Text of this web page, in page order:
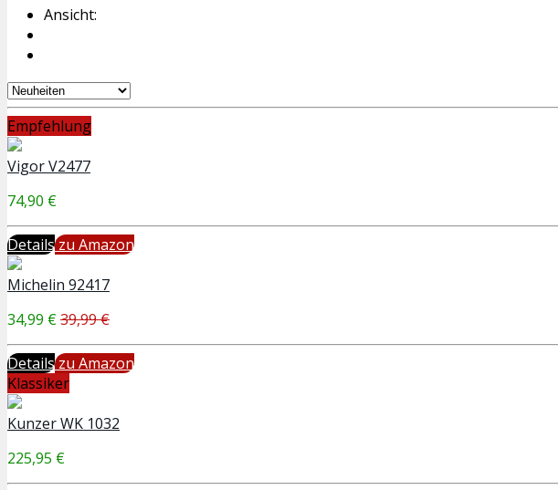
Ansicht:
Empfehlung
Vigor V2477
74,90 €
Detailszu Amazon
Michelin 92417
34,99 €39,99 €
Detailszu Amazon
Klassiker
Kunzer WK 1032
225,95 €